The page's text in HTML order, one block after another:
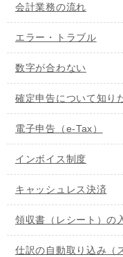
会計業務の流れ
エラー・トラブル
数字が合わない
確定申告について知り
電子申告（e-Tax）
インボイス制度
キャッシュレス決済
領収書（レシート）の
仕訳の自動取り込み（